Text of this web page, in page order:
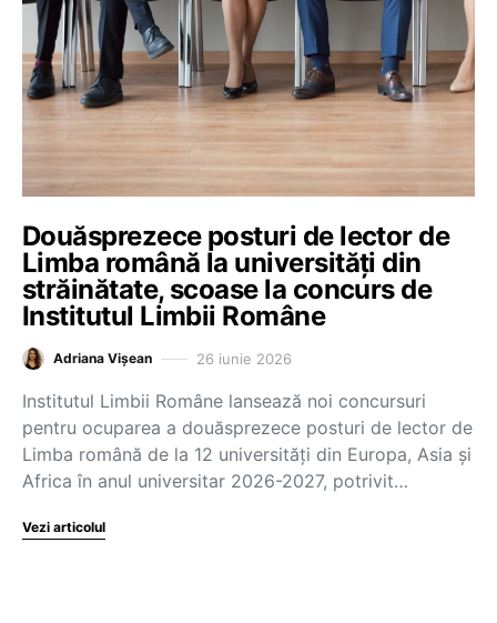
Douăsprezece posturi de lector de
Limba română la universități din
străinătate, scoase la concurs de
Institutul Limbii Române
Adriana Vișean 26 iunie 2026
Institutul Limbii Române lansează noi concursuri
pentru ocuparea a douăsprezece posturi de lector de
Limba română de la 12 universități din Europa, Asia și
Africa în anul universitar 2026-2027, potrivit…
Vezi articolul